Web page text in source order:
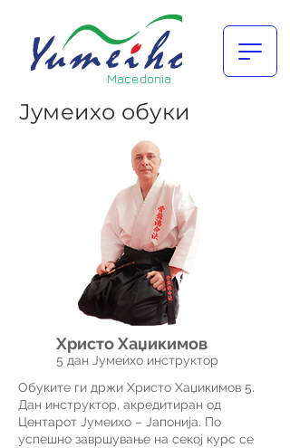
Macedonia
Јумеихо обуки
Христо Хаџикимов
5 дан Јумеихо инструктор
Обуките ги држи Христо Хаџикимов 5.
Дан инструктор, акредитиран од
Центарот Јумеихо – Јапонија. По
успешно завршување на секој курс се